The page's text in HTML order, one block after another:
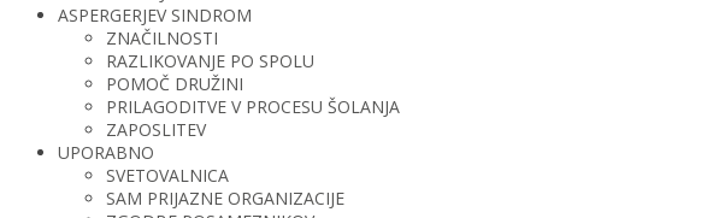
ASPERGERJEV SINDROM
ZNAČILNOSTI
RAZLIKOVANJE PO SPOLU
POMOČ DRUŽINI
PRILAGODITVE V PROCESU ŠOLANJA
ZAPOSLITEV
UPORABNO
SVETOVALNICA
SAM PRIJAZNE ORGANIZACIJE